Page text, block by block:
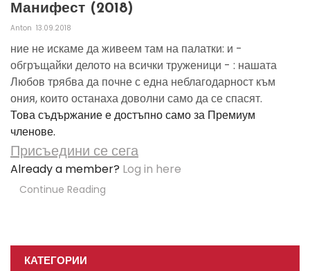
Манифест (2018)
Anton 13.09.2018
ние не искаме да живеем там на палатки: и -
обгръщайки делото на всички труженици - : нашата
Любов трябва да почне с една неблагодарност към
ония, които останаха доволни само да се спасят.
Това съдържание е достъпно само за Премиум
членове.
Присъедини се сега
Already a member? Log in here
Continue Reading
КАТЕГОРИИ